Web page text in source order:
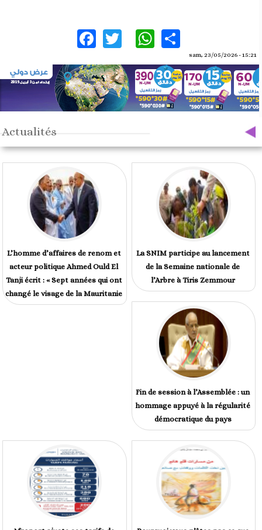
Facebook
TwitterWhatsApp
Share
sam, 23/05/2026 - 15:21
Actualités
L’homme d’affaires de renom et
acteur politique Ahmed Ould El
Tanji écrit : « Sept années qui ont
changé le visage de la Mauritanie
La SNIM participe au lancement
de la Semaine nationale de
l’Arbre à Tiris Zemmour
Fin de session à l’Assemblée : un
hommage appuyé à la régularité
démocratique du pays